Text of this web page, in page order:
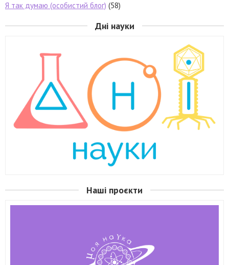
Я так думаю (особистий блог) (58)
Дні науки
Наші проєкти